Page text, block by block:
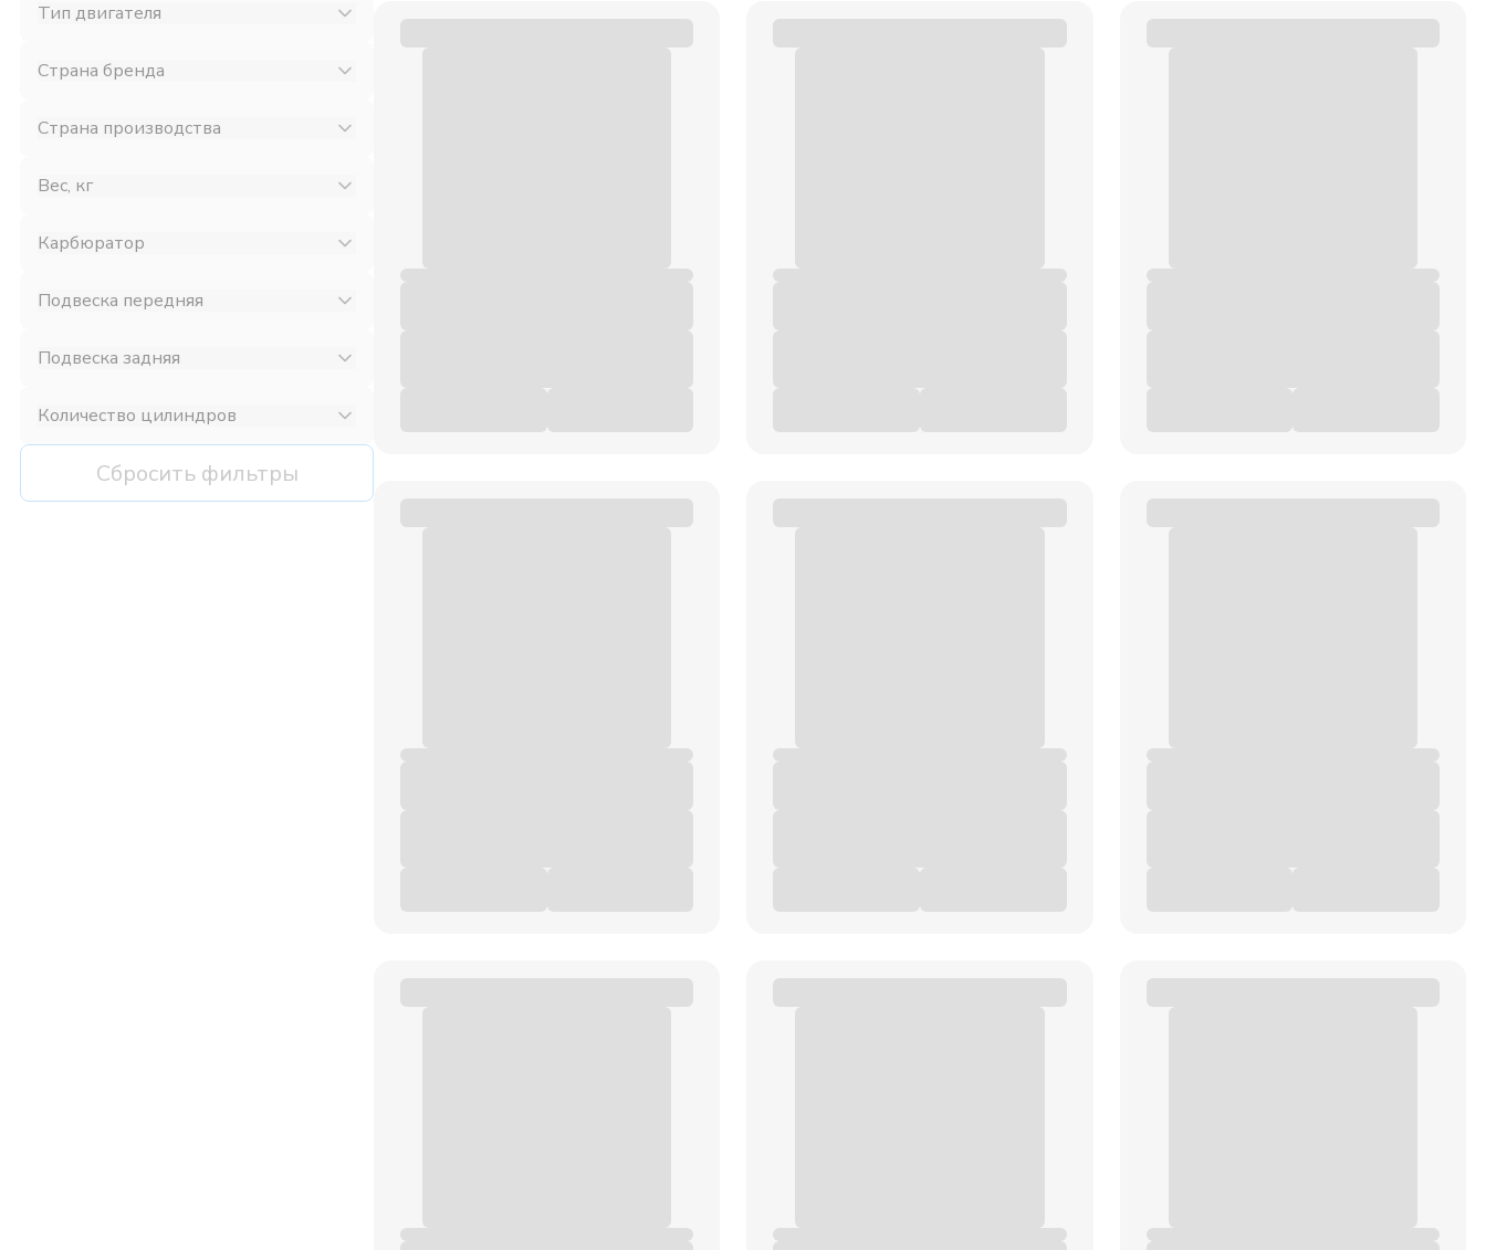
Тип двигателя
Страна бренда
Страна производства
Вес, кг
Карбюратор
Подвеска передняя
Подвеска задняя
Количество цилиндров
Сбросить фильтры